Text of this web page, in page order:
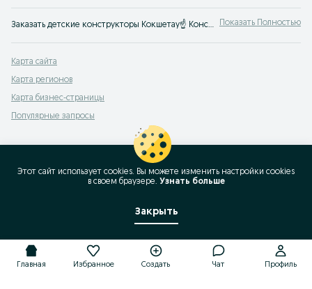
Заказать детские конструкторы Кокшетау☝ Конструкторы LEGO, магнитные конструкторы, конструкторы из дерева и металла ⭐ Игрушки по лучшим ценам на OLX.kz! Показать Полностью
Карта сайта
Карта регионов
Карта бизнес-страницы
Популярные запросы
Главная Избранное Создать Чат Профиль
Этот сайт использует cookies. Вы можете изменить настройки cookies
в своeм браузере. Узнать больше
Закрыть